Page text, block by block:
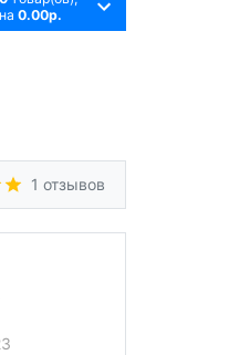
на 0.00р.
1 отзывов